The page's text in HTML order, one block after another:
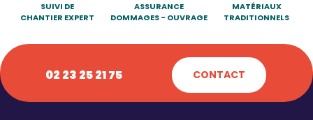
SUIVI DE
CHANTIER EXPERT
ASSURANCE
DOMMAGES - OUVRAGE
MATÉRIAUX
TRADITIONNELS
02 23 25 21 75 CONTACT